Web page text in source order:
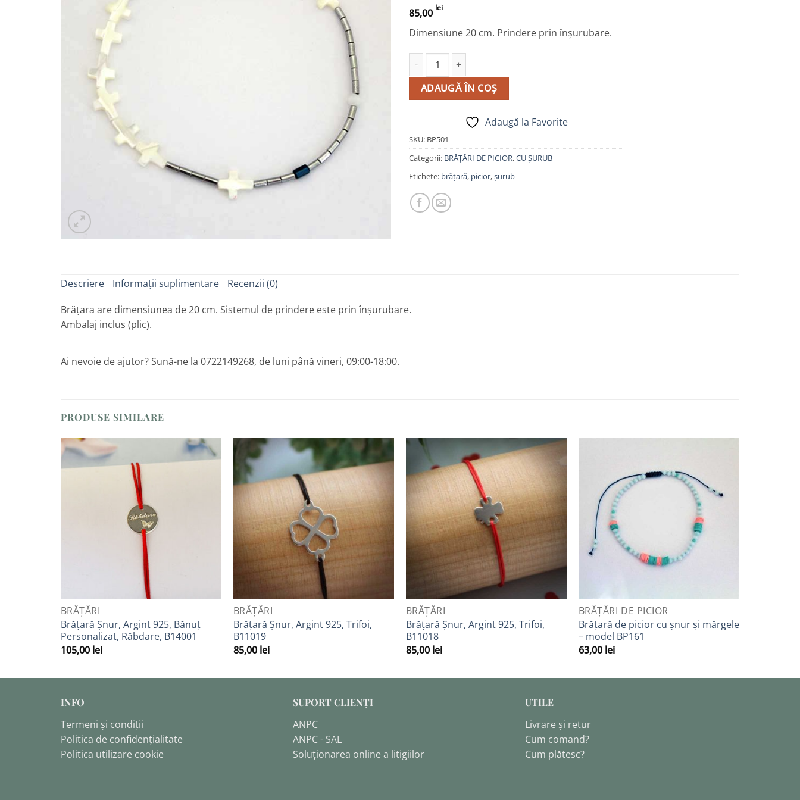
85,00 lei
Dimensiune 20 cm. Prindere prin înșurubare.
Cantitate Brățară de picior cu prindere șurub - model BP501
ADAUGĂ ÎN COȘ
Adaugă la Favorite
SKU: BP501
Categorii: BRĂȚĂRI DE PICIOR,CU ȘURUB
Etichete: brățară, picior,șurub
Descriere Informații suplimentare
Recenzii (0)
Brățara are dimensiunea de 20 cm. Sistemul de prindere este prin înșurubare.
Ambalaj inclus (plic).
Ai nevoie de ajutor? Sună-ne la 0722149268, de luni până vineri, 09:00-18:00.
PRODUSE SIMILARE
QUICK VIEW
BRĂȚĂRI
Brățară Șnur, Argint 925, Bănuț
Personalizat, Răbdare, B14001
105,00 lei
Adaugă
Favorite
QUICK VIEW
BRĂȚĂRI
Brățară Șnur, Argint 925, Trifoi,
B11019
85,00 lei
la
Favorite
QUICK VIEW
BRĂȚĂRI
Brățară Șnur, Argint 925, Trifoi,
B11018
85,00 lei
Adaugă
la
Favorite
QUICK VIEW
BRĂȚĂRI DE PICIOR
Brățară de picior cu șnur și mărgele
– model BP161
63,00 lei
INFO
Termeni și condiții
Politica de confidențialitate
Politica utilizare cookie
SUPORT CLIENȚI
ANPC
ANPC - SAL
Soluționarea online a litigiilor
UTILE
Livrare și retur
Cum comand?
Cum plătesc?